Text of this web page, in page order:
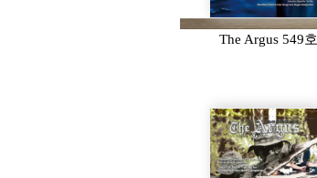
The Argus 549호